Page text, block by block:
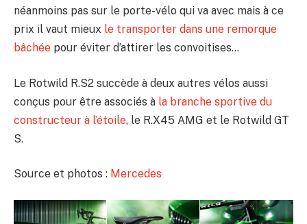
néanmoins pas sur le porte-vélo qui va avec mais à ce
prix il vaut mieux le transporter dans une remorque
bâchée pour éviter d’attirer les convoitises…
Le Rotwild R.S2 succède à deux autres vélos aussi
conçus pour être associés à la branche sportive du
constructeur à l’étoile, le R.X45 AMG et le Rotwild GT
S.
Source et photos : Mercedes